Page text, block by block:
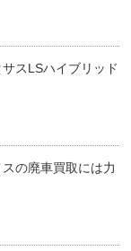
スLSハイブリッド
の廃車買取には力